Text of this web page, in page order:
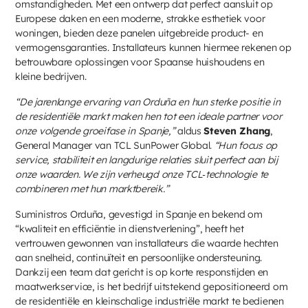
omstandigheden. Met een ontwerp dat perfect aansluit op
Europese daken en een moderne, strakke esthetiek voor
woningen, bieden deze panelen uitgebreide product- en
vermogensgaranties. Installateurs kunnen hiermee rekenen op
betrouwbare oplossingen voor Spaanse huishoudens en
kleine bedrijven.
“De jarenlange ervaring van Orduña en hun sterke positie in
de residentiële markt maken hen tot een ideale partner voor
onze volgende groeifase in Spanje,”aldusSteven Zhang,
General Manager van TCL SunPower Global. “Hun focus op
service, stabiliteit en langdurige relaties sluit perfect aan bij
onze waarden. We zijn verheugd onze TCL‑technologie te
combineren met hun marktbereik.”
Suministros Orduña, gevestigd in Spanje en bekend om
“kwaliteit en efficiëntie in dienstverlening”, heeft het
vertrouwen gewonnen van installateurs die waarde hechten
aan snelheid, continuïteit en persoonlijke ondersteuning.
Dankzij een team dat gericht is op korte responstijden en
maatwerkservice, is het bedrijf uitstekend gepositioneerd om
de residentiële en kleinschalige industriële markt te bedienen